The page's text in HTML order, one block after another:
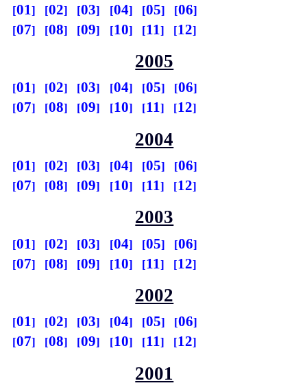
01 02 03 04 05
06
07
08 09 10 11 12
2005
01 02 03 04 05
06
07
08 09 10 11 12
2004
01 02 03 04 05
06
07
08 09 10 11 12
2003
01 02 03 04 05
06
07
08 09 10 11 12
2002
01 02 03 04 05
06
07
08 09 10 11 12
2001